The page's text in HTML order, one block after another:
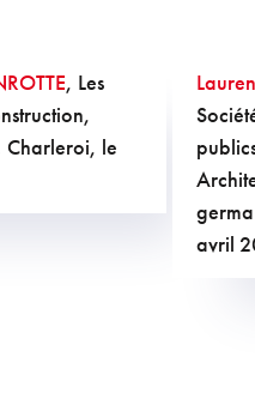
, Les
Charleroi, le
avril